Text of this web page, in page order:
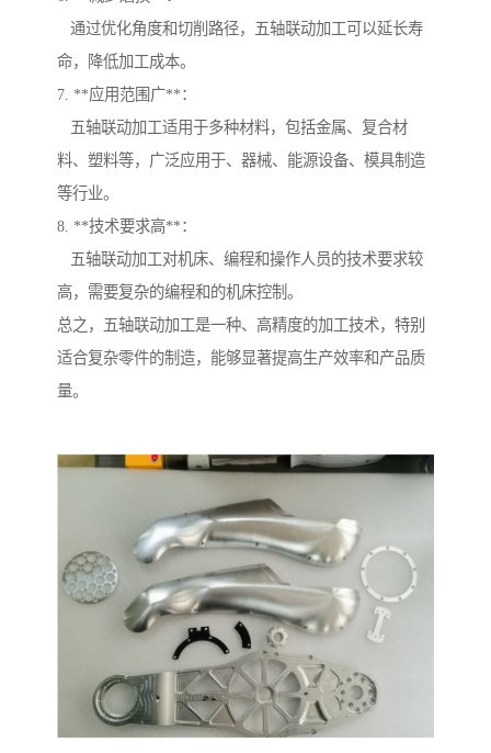
通过优化角度和切削路径，五轴联动加工可以延长寿
命，降低加工成本。
7. **应用范围广**：
五轴联动加工适用于多种材料，包括金属、复合材
料、塑料等，广泛应用于、器械、能源设备、模具制造
等行业。
8. **技术要求高**：
五轴联动加工对机床、编程和操作人员的技术要求较
高，需要复杂的编程和的机床控制。
总之，五轴联动加工是一种、高精度的加工技术，特别
适合复杂零件的制造，能够显著提高生产效率和产品质
量。